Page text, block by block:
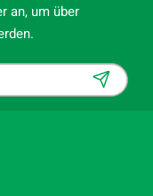
an, um über